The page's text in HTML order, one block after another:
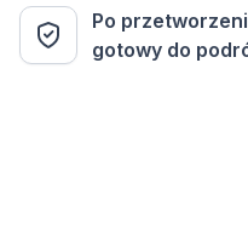
Po
gotowy do